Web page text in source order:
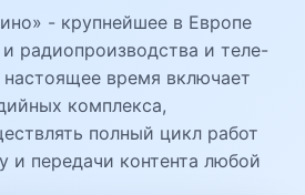
- крупнейшее в Европе
радиопроизводства и теле-
время включает
комплекса,
полный цикл работ
и передачи контента любой